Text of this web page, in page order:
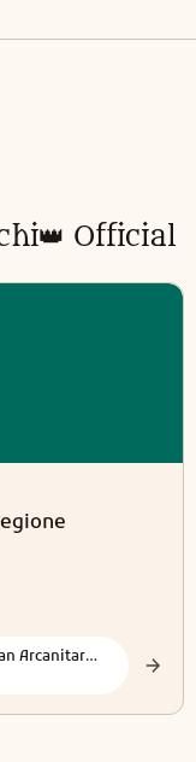
Official
👑Cristian Arcanitarocchi👑 Official